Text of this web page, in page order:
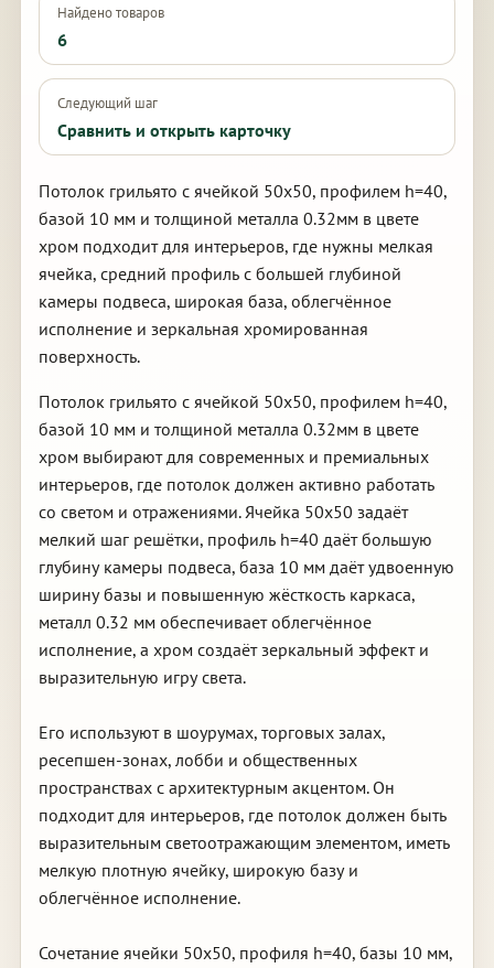
Найдено товаров
6
Следующий шаг
Сравнить и открыть карточку
Потолок грильято с ячейкой 50х50, профилем h=40,
базой 10 мм и толщиной металла 0.32мм в цвете
хром подходит для интерьеров, где нужны мелкая
ячейка, средний профиль с большей глубиной
камеры подвеса, широкая база, облегчённое
исполнение и зеркальная хромированная
поверхность.
Потолок грильято с ячейкой 50х50, профилем h=40,
базой 10 мм и толщиной металла 0.32мм в цвете
хром выбирают для современных и премиальных
интерьеров, где потолок должен активно работать
со светом и отражениями. Ячейка 50х50 задаёт
мелкий шаг решётки, профиль h=40 даёт большую
глубину камеры подвеса, база 10 мм даёт удвоенную
ширину базы и повышенную жёсткость каркаса,
металл 0.32 мм обеспечивает облегчённое
исполнение, а хром создаёт зеркальный эффект и
выразительную игру света.
Его используют в шоурумах, торговых залах,
ресепшен-зонах, лобби и общественных
пространствах с архитектурным акцентом. Он
подходит для интерьеров, где потолок должен быть
выразительным светоотражающим элементом, иметь
мелкую плотную ячейку, широкую базу и
облегчённое исполнение.
Сочетание ячейки 50х50, профиля h=40, базы 10 мм,